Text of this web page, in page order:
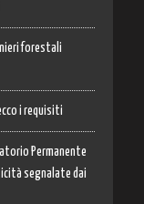
forestali
i requisiti
Permanente
segnalate dai